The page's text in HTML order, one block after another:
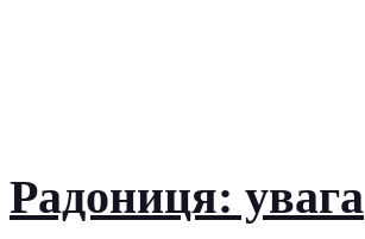
Радониця: увага